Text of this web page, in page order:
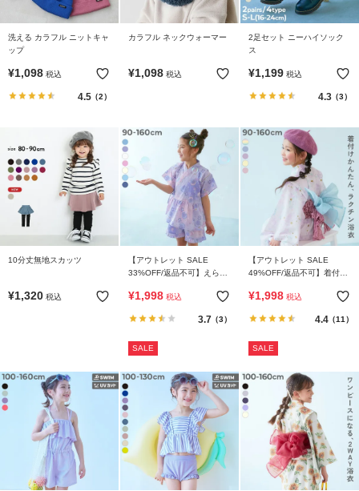
洗える カラフル ニットキャ
ップ
¥1,098 税込
4.5（2）
カラフル ネックウォーマー
¥1,098 税込
2足セット ニーハイソック
ス
¥1,199 税込
4.3（3）
10分丈無地スカッツ
¥1,320 税込
【アウトレット SALE
33%OFF/返品不可】えらべ
ズ甚平
¥1,998 税込
3.7（3）
SALE
【アウトレット SALE
49%OFF/返品不可】着付け
ピース型浴衣
¥1,998 税込
4.4（11）
SALE